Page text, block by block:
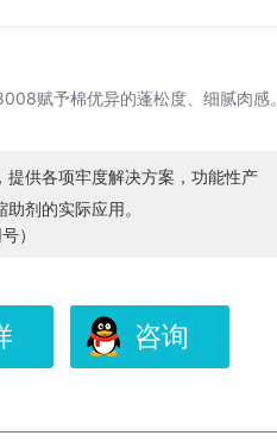
赋予棉优异的蓬松度、细腻肉感。
供各项牢度解决方案，功能性产
剂的实际应用。
）
咨询